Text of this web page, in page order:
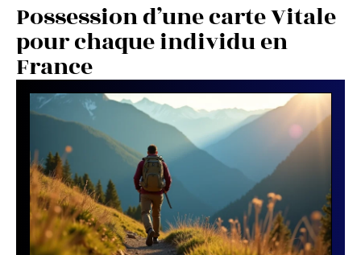
Possession d’une carte Vitale
pour chaque individu en
France